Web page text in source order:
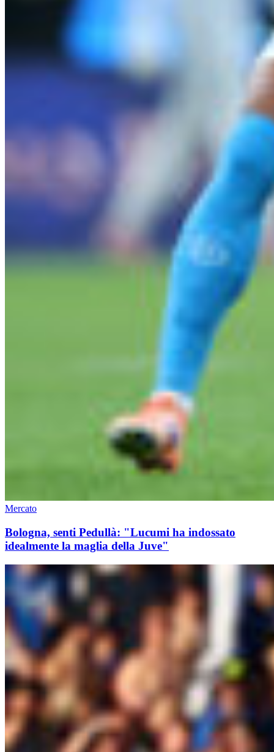
Mercato
Bologna, senti Pedullà: "Lucumi ha indossato
idealmente la maglia della Juve"